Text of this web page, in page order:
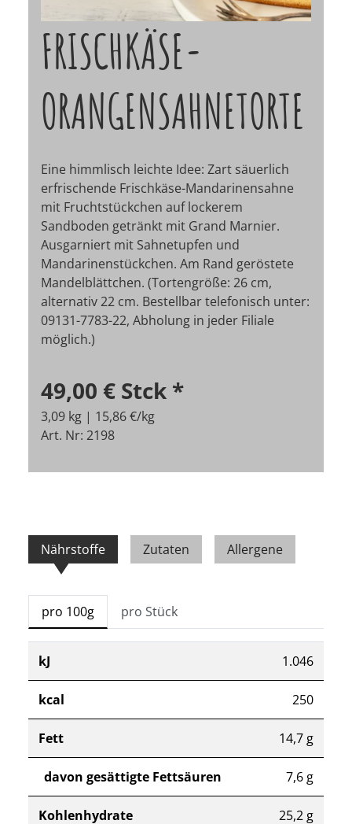
FRISCHKÄSE-
ORANGENSAHNETORTE
Eine himmlisch leichte Idee: Zart säuerlich
erfrischende Frischkäse-Mandarinensahne
mit Fruchtstückchen auf lockerem
Sandboden getränkt mit Grand Marnier.
Ausgarniert mit Sahnetupfen und
Mandarinenstückchen. Am Rand geröstete
Mandelblättchen. (Tortengröße: 26 cm,
alternativ 22 cm. Bestellbar telefonisch unter:
09131-7783-22, Abholung in jeder Filiale
möglich.)
49,00 € Stck *
3,09 kg | 15,86 €/kg
Art. Nr: 2198
Nährstoffe Zutaten Allergene
pro 100g pro Stück
kJ 1.046
kcal 250
Fett 14,7 g
davon gesättigte Fettsäuren 7,6 g
Kohlenhydrate 25,2 g